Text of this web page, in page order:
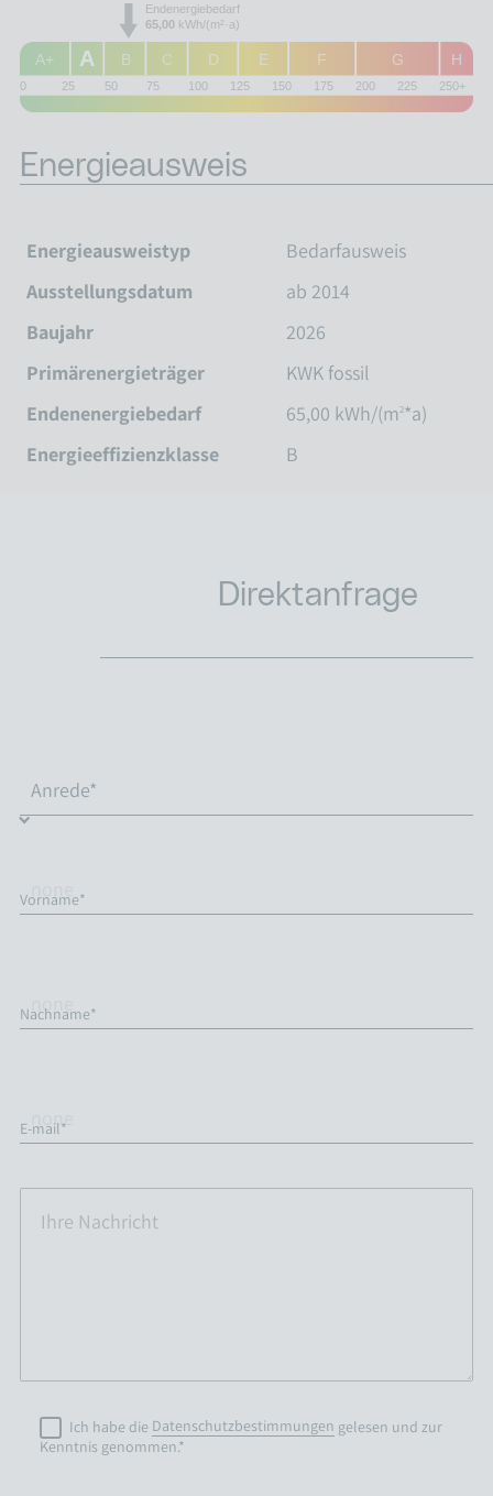
0 25 50 75 100 125 150 175 200 225 250+
H
G
F
E
D
C
B
A+ A
Endenergiebedarf
65,00 kWh/(m²·a)
Energieausweis
Energieausweistyp
Bedarfausweis
Ausstellungsdatum
ab 2014
Baujahr
2026
Primärenergieträger
KWK fossil
Endenenergiebedarf
65,00 kWh/(m2*a)
Energieeffizienzklasse
B
Direktanfrage
Vorname*
Nachname*
E-mail*
Ich habe die Datenschutzbestimmungen gelesen und zur
Kenntnis genommen.*